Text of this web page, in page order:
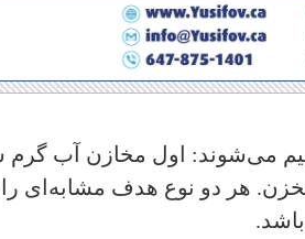
می‌شوند: اول مخازن آب
هر دو نوع هدف مشابه‌ای